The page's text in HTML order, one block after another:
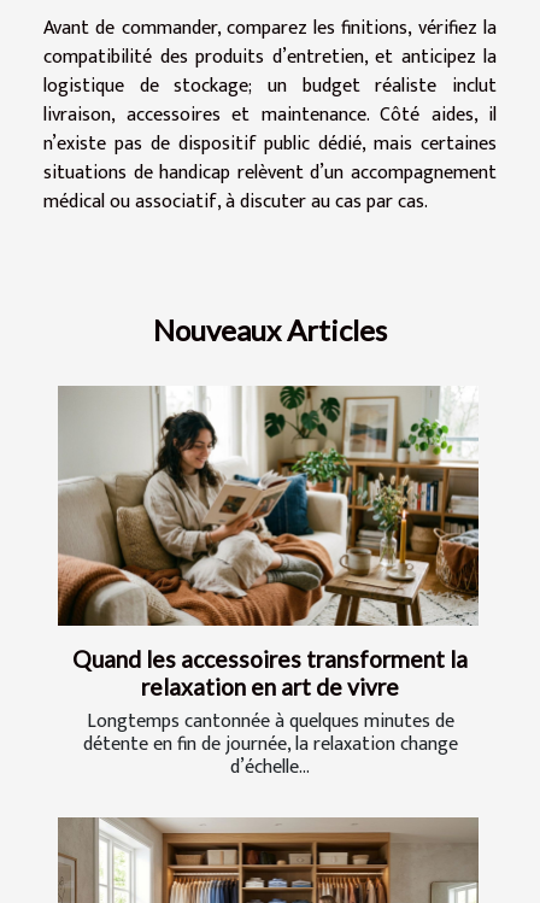
Avant de commander, comparez les finitions, vérifiez la
compatibilité des produits d’entretien, et anticipez la
logistique de stockage; un budget réaliste inclut
livraison, accessoires et maintenance. Côté aides, il
n’existe pas de dispositif public dédié, mais certaines
situations de handicap relèvent d’un accompagnement
médical ou associatif, à discuter au cas par cas.
Nouveaux Articles
Quand les accessoires transforment la
relaxation en art de vivre
Longtemps cantonnée à quelques minutes de
détente en fin de journée, la relaxation change
d’échelle...